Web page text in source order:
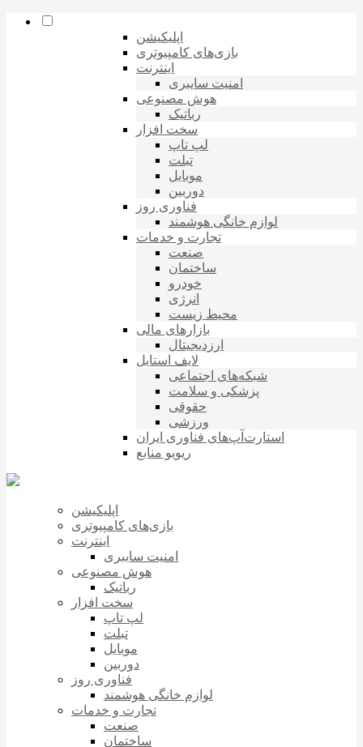
اپلیکیشن
بازی‌های کامپیوتری
اینترنت
امنیت سایبری
هوش مصنوعی
رباتیک
سخت افزار
لپ تاپ
تبلت
موبایل
دوربین
فناوری روز
لوازم خانگی هوشمند
تجارت و خدمات
صنعت
ساختمان
خودرو
انرژی
محیط زیست
بازارهای مالی
ارزدیجیتال
لایف استایل
شبکه‌های اجتماعی
پزشکی و سلامت
حقوقی
ورزشی
استارت‌آپ‌های فناوری ایران
ریویو منابع
اپلیکیشن
بازی‌های کامپیوتری
اینترنت
امنیت سایبری
هوش مصنوعی
رباتیک
سخت افزار
لپ تاپ
تبلت
موبایل
دوربین
فناوری روز
لوازم خانگی هوشمند
تجارت و خدمات
صنعت
ساختمان